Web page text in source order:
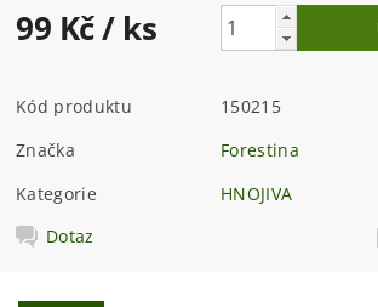
99 Kč/ ks
Kód produktu
150215
Značka
Forestina
Kategorie
HNOJIVA
Dotaz